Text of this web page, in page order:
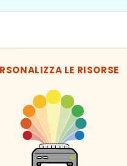
LE RISORSE